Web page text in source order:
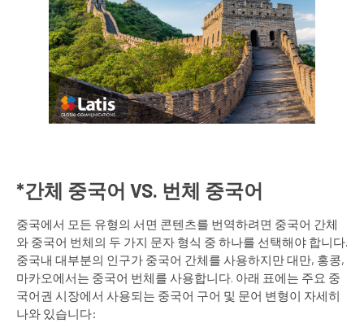
*간체 중국어 VS. 번체 중국어
중국에서 모든 유형의 서면 콘텐츠를 번역하려면 중국어 간체
와 중국어 번체의 두 가지 문자 형식 중 하나를 선택해야 합니다.
중국내 대부분의 인구가 중국어 간체를 사용하지만 대만, 홍콩,
마카오에서는 중국어 번체를 사용합니다. 아래 표에는 주요 중
국어권 시장에서 사용되는 중국어 구어 및 문어 변형이 자세히
나와 있습니다: